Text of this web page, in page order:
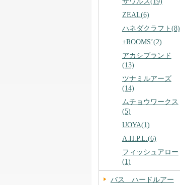
ZEAL(6)
ハネダクラフト(8)
+ROOMS’(2)
アカシブランド
(13)
ツナミルアーズ
(14)
ムチョウワークス
(5)
UOYA(1)
A.H.P.L.(6)
フィッシュアロー
(1)
バス ハードルアー